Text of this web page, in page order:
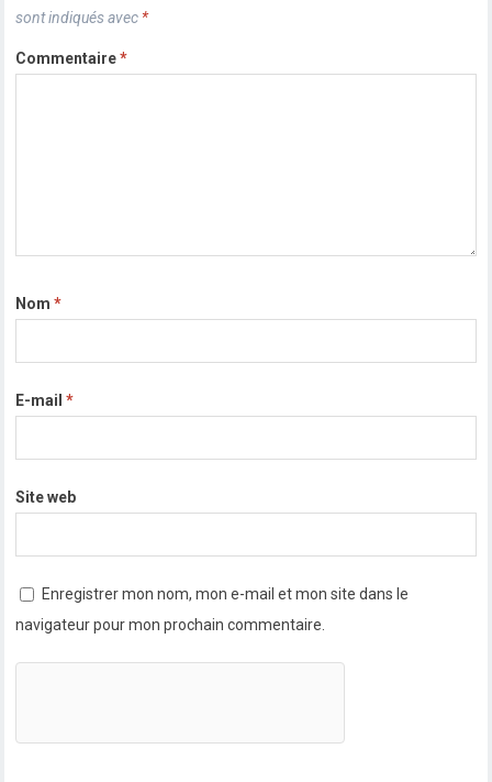
sont indiqués avec *
Commentaire*
Nom*
E-mail*
Site web
Enregistrer mon nom, mon e-mail et mon site dans le
navigateur pour mon prochain commentaire.